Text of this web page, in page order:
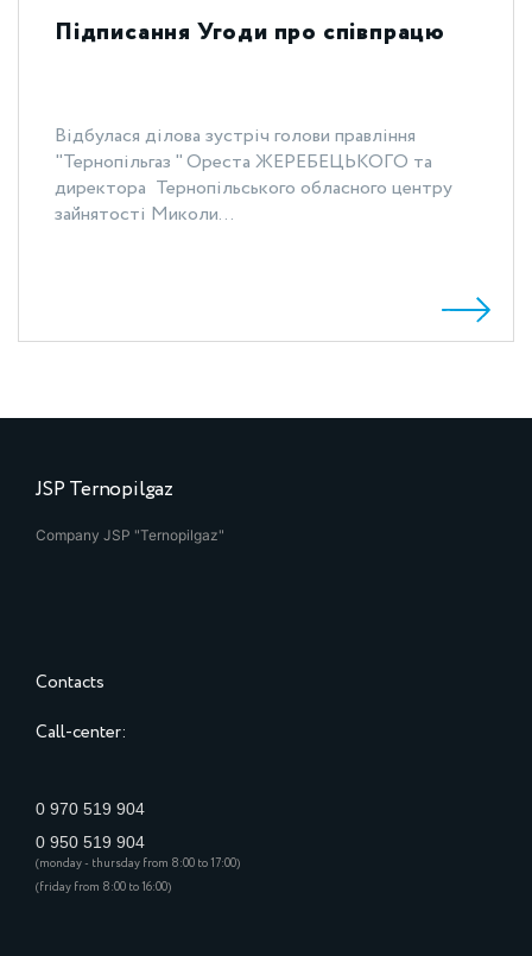
Підписання Угоди про співпрацю
Відбулася ділова зустріч голови правління
"Тернопільгаз " Ореста ЖЕРЕБЕЦЬКОГО та
директора Тернопільського обласного центру
зайнятості Миколи...
JSP Ternopilgaz
Company JSP "Ternopilgaz"
Contacts
Call-center:
0 970 519 904
0 950 519 904
(monday - thursday from 8:00 to 17:00)
(friday from 8:00 to 16:00)